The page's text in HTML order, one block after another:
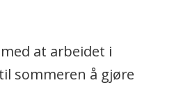
at arbeidet i
sommeren å gjøre